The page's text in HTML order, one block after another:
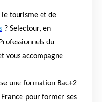
le tourisme et de
? Selectour, en
du
vous accompagne
une formation Bac+2
pour former ses